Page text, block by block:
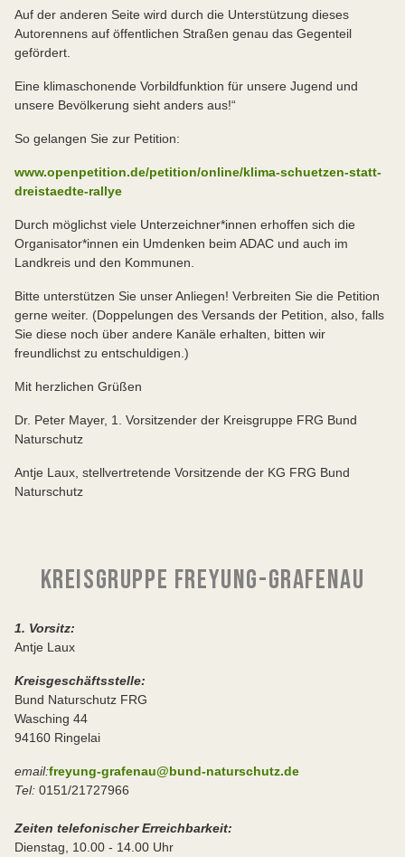
Auf der anderen Seite wird durch die Unterstützung dieses
Autorennens auf öffentlichen Straßen genau das Gegenteil
gefördert.
Eine klimaschonende Vorbildfunktion für unsere Jugend und
unsere Bevölkerung sieht anders aus!“
So gelangen Sie zur Petition:
www.openpetition.de/petition/online/klima-schuetzen-statt-
dreistaedte-rallye
Durch möglichst viele Unterzeichner*innen erhoffen sich die
Organisator*innen ein Umdenken beim ADAC und auch im
Landkreis und den Kommunen.
Bitte unterstützen Sie unser Anliegen! Verbreiten Sie die Petition
gerne weiter. (Doppelungen des Versands der Petition, also, falls
Sie diese noch über andere Kanäle erhalten, bitten wir
freundlichst zu entschuldigen.)
Mit herzlichen Grüßen
Dr. Peter Mayer, 1. Vorsitzender der Kreisgruppe FRG Bund
Naturschutz
Antje Laux, stellvertretende Vorsitzende der KG FRG Bund
Naturschutz
KREISGRUPPE FREYUNG-GRAFENAU
1. Vorsitz:
Antje Laux
Kreisgeschäftsstelle:
Bund Naturschutz FRG
Wasching 44
94160 Ringelai
email:freyung-grafenau@bund-naturschutz.de
Tel: 0151/21727966
Zeiten telefonischer Erreichbarkeit:
Dienstag, 10.00 - 14.00 Uhr